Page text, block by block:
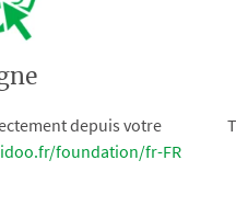
depuis votre
foundation/fr-FR